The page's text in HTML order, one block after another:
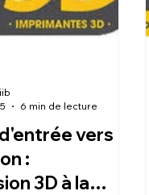
vers
:
3D à la
6 min de lecture